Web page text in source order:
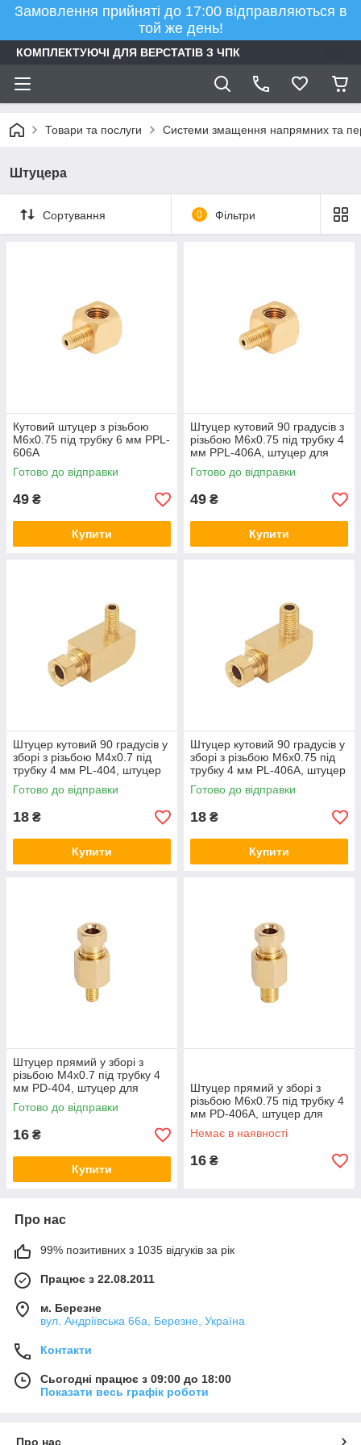
Замовлення прийняті до 17:00 відправляються в
той же день!
КОМПЛЕКТУЮЧІ ДЛЯ ВЕРСТАТІВ З ЧПК
Товари та послуги Системи змащення напрямних та
Штуцера
Сортування 0 Фільтри
Кутовий штуцер з різьбою
М6х0.75 під трубку 6 мм PPL-
606A
Готово до відправки
49 ₴
Купити
Штуцер кутовий 90 градусів з
різьбою М6х0.75 під трубку 4
мм PPL-406A, штуцер для
подачі рідкого мастила
Готово до відправки
49 ₴
Купити
Штуцер кутовий 90 градусів у
зборі з різьбою М4х0.7 під
трубку 4 мм PL-404, штуцер
для подачі рідкого мастила
Готово до відправки
18 ₴
Купити
Штуцер кутовий 90 градусів у
зборі з різьбою М6х0.75 під
трубку 4 мм PL-406A, штуцер
для подачі рідкого мастила
Готово до відправки
18 ₴
Купити
Штуцер прямий у зборі з
різьбою М4х0.7 під трубку 4
мм PD-404, штуцер для
подачі рідкого мастила
Готово до відправки
16 ₴
Купити
Штуцер прямий у зборі з
різьбою М6х0.75 під трубку 4
мм PD-406A, штуцер для
подавання рідкого мастила
Немає в наявності
16 ₴
Про нас
99% позитивних з 1035 відгуків за рік
Працює з 22.08.2011
м. Березне
вул. Андріївська 66а, Березне, Україна
Контакти
Сьогодні працює з 09:00 до 18:00
Показати весь графік роботи
Про нас